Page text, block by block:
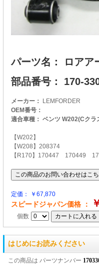
パーツ名： ロア
部品番号： 170-
メーカー： LEMFORDER
OEM番号：
適合車種： ベンツ W202(Cク
【W202】
【W208】208374
【R170】170447 170449
定価： ￥67,870
スピードジャパン価格 ：
個数
はじめにお読みください
この商品は パーツナンバー